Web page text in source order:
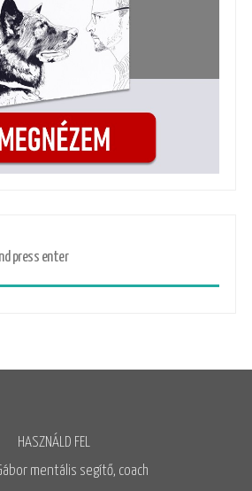
HASZNÁLD FEL
mentális segítő, coach